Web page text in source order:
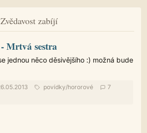
Zvědavost zabíjí
Mrtvá sestra
jednou něco děsivějšího :) možná bude
povídky/hororové
7